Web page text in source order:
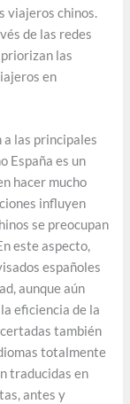
viajeros chinos.
de las redes
las
en
a las principales
España es un
hacer mucho
influyen
se preocupan
este aspecto,
españoles
aunque aún
eficiencia de la
también
totalmente
traducidas en
antes y